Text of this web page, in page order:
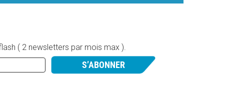
( 2 newsletters par mois max ).
S’ABONNER